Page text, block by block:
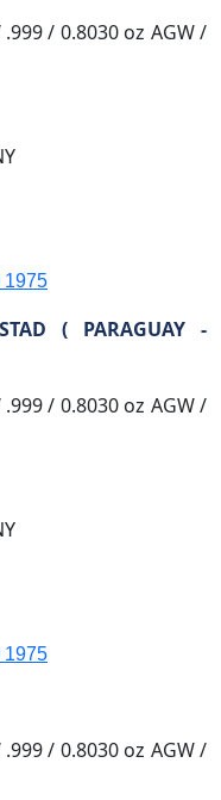
/ 0.8030 oz AGW /
1975
( PARAGUAY -
/ 0.8030 oz AGW /
1975
/ 0.8030 oz AGW /